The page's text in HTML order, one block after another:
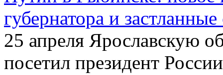
губернатора и
25 апреля Ярославскую
посетил президент